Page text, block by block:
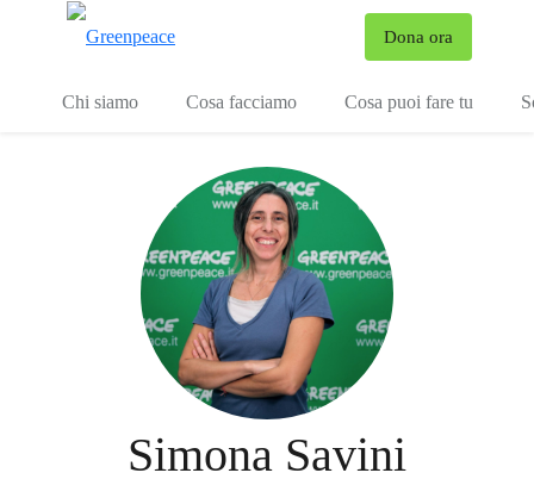
Dona ora
Chi siamo Cosa facciamo Cosa puoi fare tu
Simona Savini